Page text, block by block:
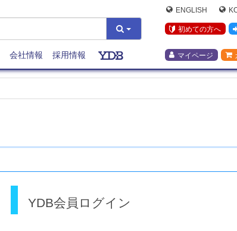
ENGLISH
初めての方へ
マイページ
会社情報 採用情報
YDB会員ログイン